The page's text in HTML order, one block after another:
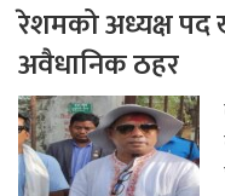
रेशमको अध्यक्ष पद
अवैधानिक ठहर